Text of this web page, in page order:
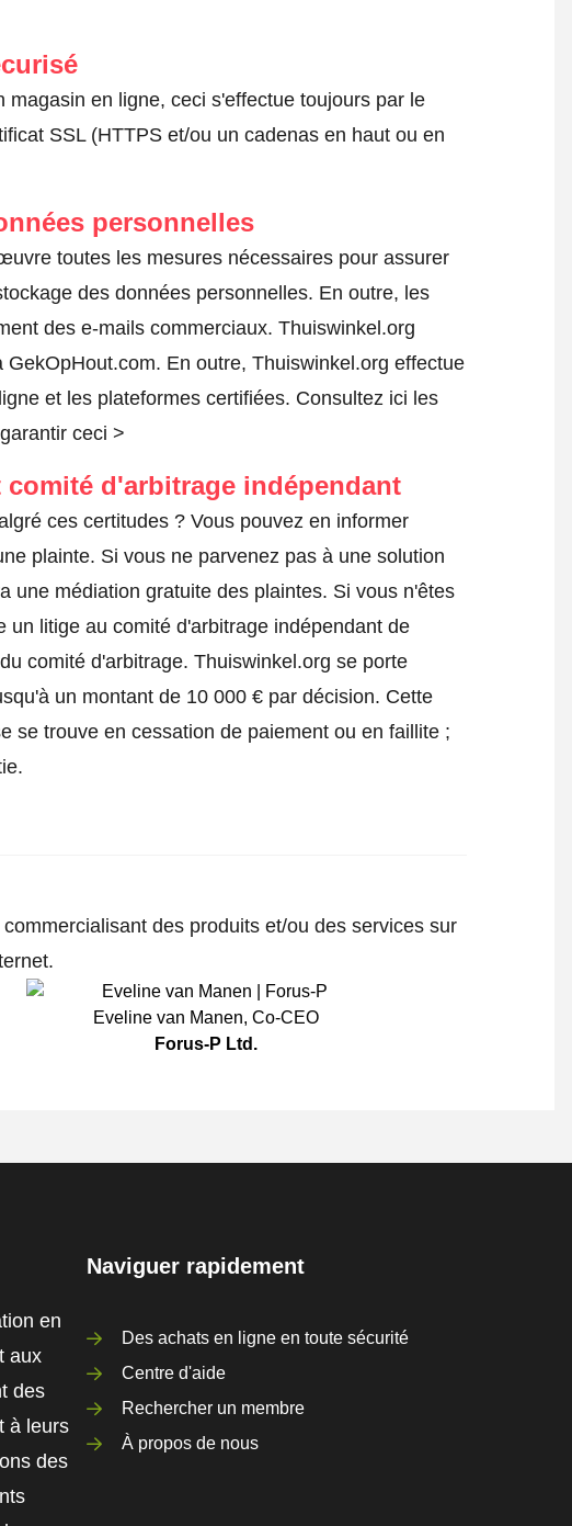
en ligne, ceci s'effectue toujours par le
SSL (HTTPS et/ou un cadenas en haut ou en
personnelles
toutes les mesures nécessaires pour assurer
des données personnelles. En outre, les
des e-mails commerciaux. Thuiswinkel.org
En outre, Thuiswinkel.org effectue
et les plateformes certifiées. Consultez ici les
ceci >
d'arbitrage indépendant
ces certitudes ? Vous pouvez en informer
plainte. Si vous ne parvenez pas à une solution
une médiation gratuite des plaintes. Si vous n'êtes
litige au comité d'arbitrage indépendant de
comité d'arbitrage. Thuiswinkel.org se porte
un montant de 10 000 € par décision. Cette
se trouve en cessation de paiement ou en faillite ;
des produits et/ou des services sur
Eveline van Manen, Co-CEO
Forus-P Ltd.
en
aux
des
à leurs
des
Naviguer rapidement
Des achats en ligne en toute sécurité
Centre d'aide
Rechercher un membre
À propos de nous